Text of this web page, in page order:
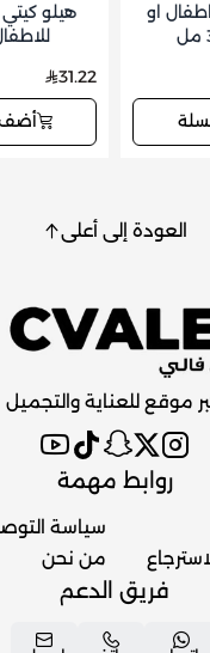
او
هيلو
للاطفال
31.22
أضف
العودة إلى أعلى
موقع للعناية والتجميل
روابط مهمة
سياسة
من نحن
فريق الدعم